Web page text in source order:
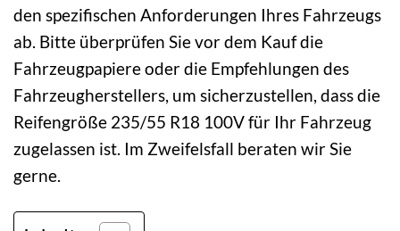
den spezifischen Anforderungen Ihres Fahrzeugs
ab. Bitte überprüfen Sie vor dem Kauf die
Fahrzeugpapiere oder die Empfehlungen des
Fahrzeugherstellers, um sicherzustellen, dass die
Reifengröße 235/55 R18 100V für Ihr Fahrzeug
zugelassen ist. Im Zweifelsfall beraten wir Sie
gerne.